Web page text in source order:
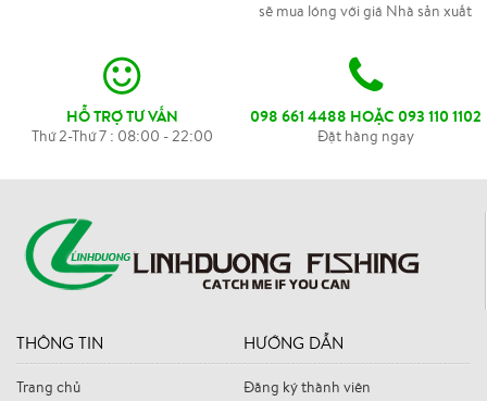
sẽ mua lóng với giá Nhà sản xuất
HỖ TRỢ TƯ VẤN
Thứ 2-Thứ 7 : 08:00 - 22:00
098 661 4488 HOẶC 093 110 1102
Đặt hàng ngay
THÔNG TIN
Trang chủ
HƯỚNG DẪN
Đăng ký thành viên